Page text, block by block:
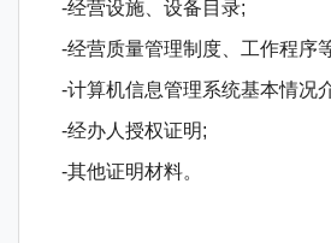
-经营设施、设备目录;
-经营质量管理制度、工作程序
-计算机信息管理系统基本情况
-经办人授权证明;
-其他证明材料。